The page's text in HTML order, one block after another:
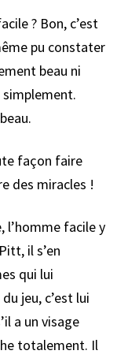
? Bon, c’est
pu constater
beau ni
façon faire
des miracles !
l’homme facile y
il s’en
qui lui
jeu, c’est lui
a un visage
totalement. Il